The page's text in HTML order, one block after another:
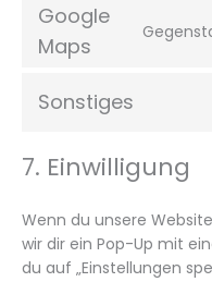
Google
Maps
Sonstiges
7. Einwilligung
Wenn du unsere
wir dir ein Pop-Up mit
du auf „Einstellungen